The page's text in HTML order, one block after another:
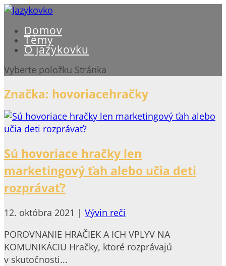
Domov
Témy
O jazykovku
Vyberte položku Stránka
Značka: hovoriacehračky
Sú hovoriace hračky len
marketingový ťah alebo učia deti
rozprávať?
12. októbra 2021 | Vývin reči
POROVNANIE HRAČIEK A ICH VPLYV NA
KOMUNIKÁCIU Hračky, ktoré rozprávajú
v skutočnosti...